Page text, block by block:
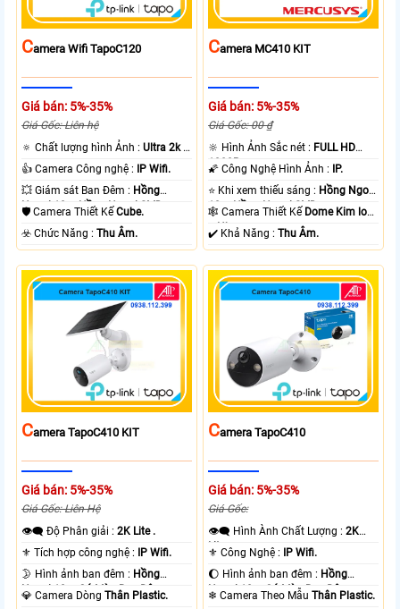
CAmera Wifi TapoC120
Giá bán: 5%-35%
Giá Gốc: Liên hệ
🔅 Chất lượng hình Ảnh :Ultra 2k +
.
👍 Camera Công nghệ : IP Wifi.
💥 Giám sát Ban Đêm : Hồng
Ngoại 10m Hồng Ngoại SMD.
🛡 Camera Thiết KếCube.
️☣️ Chức Năng :Thu Âm.
CAmera MC410 KIT
Giá bán: 5%-35%
Giá Gốc: 00 ₫
🔆 Hình Ảnh Sắc nét : FULL HD
1080P .
🌠 Công Nghệ Hình Ảnh : IP.
⭐ Khi xem thiếu sáng : Hồng Ngoại
10m Hồng Ngoại SMD.
🕸️ Camera Thiết Kế Dome Kim loại
+ Nhựa.
️✔️ Khả Năng :Thu Âm.
CAmera TapoC410 KIT
Giá bán: 5%-35%
Giá Gốc: Liên Hệ
👁️‍🗨 Độ Phân giải :2K Lite .
⚜️ Tích hợp công nghệ : IP Wifi.
🌛 Hình ảnh ban đêm : Hồng
Ngoại 10m Có Màu Ban Ðêm.
💎 Camera DòngThân Plastic.
CAmera TapoC410
Giá bán: 5%-35%
Giá Gốc:
👁️‍🗨 Hình Ành Chất Lượng :2K
Lite .
⚜️ Công Nghệ : IP Wifi.
🌔 Hình ảnh ban đêm : Hồng
Ngoại 10m Có Màu Ban Ðêm.
❄ Camera Theo MẫuThân Plastic.